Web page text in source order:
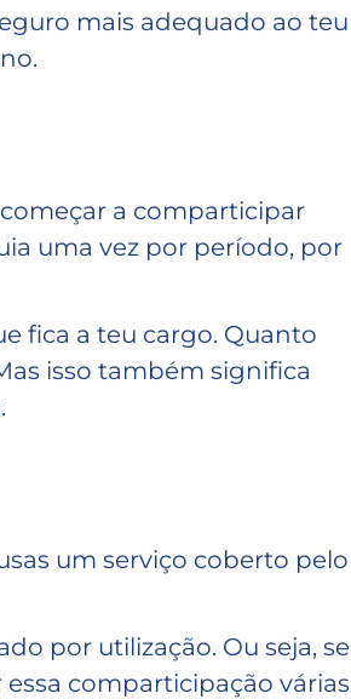
mais adequado ao teu
a comparticipar
uma vez por período, por
fica a teu cargo. Quanto
isso também significa
um serviço coberto pelo
por utilização. Ou seja, se
comparticipação várias